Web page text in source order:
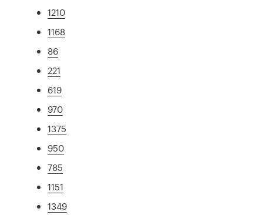
1210
1168
86
221
619
970
1375
950
785
1151
1349